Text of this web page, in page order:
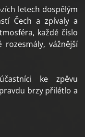
letech dospělým
Čech a zpívaly a
každé číslo
rozesmály, vážnější
ke zpěvu
brzy přilétlo a